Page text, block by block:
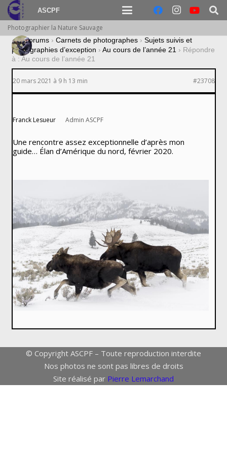
ASCPF
Photographier la Nature Sauvage
› Forums › Carnets de photographes › Sujets suivis et
photographies d’exception › Au cours de l’année 21 › Répondre
à : Au cours de l’année 21
20 mars 2021 à 9 h 13 min #23708
Franck Lesueur Admin ASCPF
Une rencontre assez exceptionnelle d’après mon
guide… Élan d’Amérique du nord, février 2020.
© Copyright ASCPF – Toute reproduction interdite
Nos photos ne sont pas libres de droits
Site réalisé par Pierre Lemarchand